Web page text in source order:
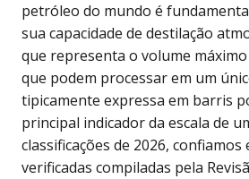
petróleo do mundo é
sua capacidade de destilação
que representa o volume
que podem processar em um
tipicamente expressa em barris
principal indicador da escala de
classificações de 2026, confiamos
verificadas compiladas pela